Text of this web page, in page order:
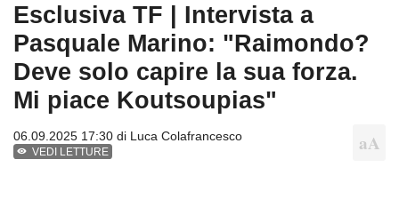
Esclusiva TF | Intervista a
Pasquale Marino: "Raimondo?
Deve solo capire la sua forza.
Mi piace Koutsoupias"
06.09.2025 17:30 di Luca Colafrancesco
VEDI LETTURE